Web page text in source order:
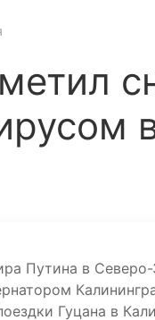
Путина в
Гуцана в